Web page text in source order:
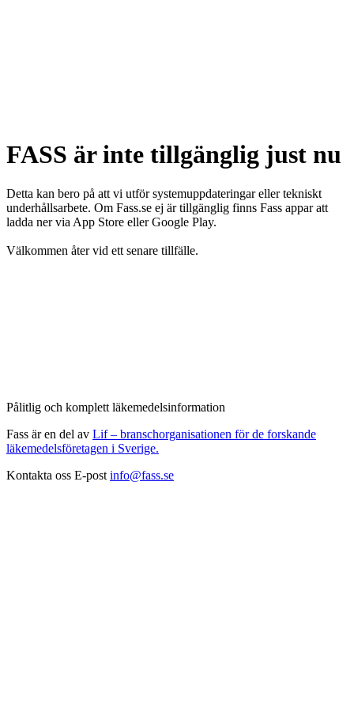
FASS är inte tillgänglig just nu
Detta kan bero på att vi utför systemuppdateringar eller tekniskt
underhållsarbete. Om Fass.se ej är tillgänglig finns Fass appar att
ladda ner via App Store eller Google Play.
Välkommen åter vid ett senare tillfälle.
Pålitlig och komplett läkemedelsinformation
Fass är en del av Lif – branschorganisationen för de forskande
läkemedelsföretagen i Sverige.
Kontakta oss E-post info@fass.se